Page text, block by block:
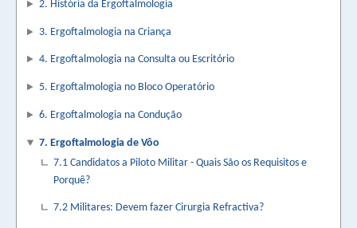
implantar
lentes
multifocais
em
militares?
Independência
2. História da Ergoftalmologia
3. Ergoftalmologia na Criança
4. Ergoftalmologia na Consulta ou Escritório
5. Ergoftalmologia no Bloco Operatório
6. Ergoftalmologia na Condução
7. Ergoftalmologia de Vôo
7.1 Candidatos a Piloto Militar - Quais São os Requisitos e
Porquê?
7.2 Militares: Devem fazer Cirurgia Refractiva?